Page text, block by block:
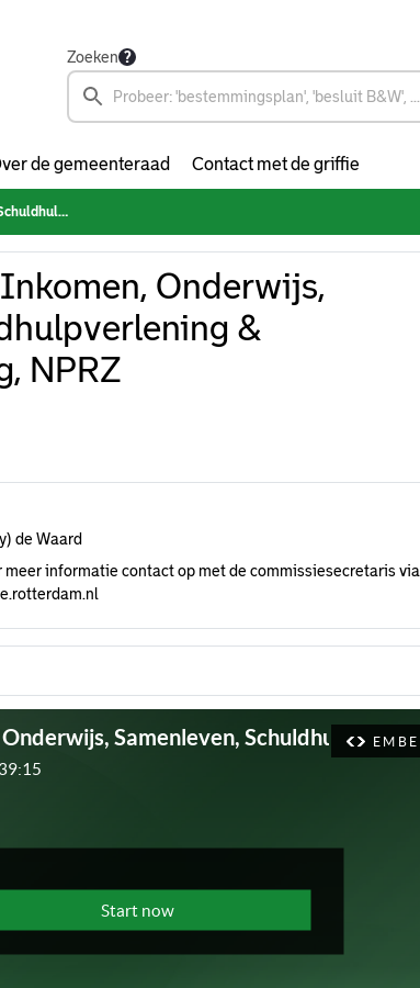
Zoeken
de gemeenteraad Contact met de griffie
NPRZ
Onderwijs,
&
NPRZ
de Waard
meer informatie contact op met de commissiesecretaris via